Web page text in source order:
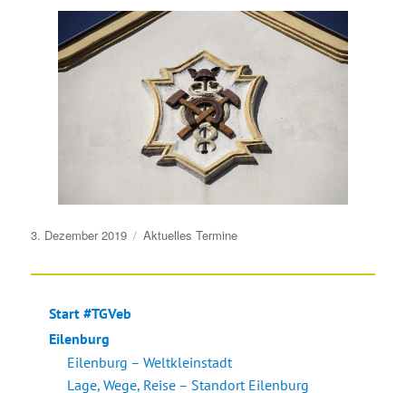
Veröffentlicht
3. Dezember 2019 Aktuelles Termine
Start #TGVeb
Eilenburg
Eilenburg – Weltkleinstadt
Lage, Wege, Reise – Standort Eilenburg